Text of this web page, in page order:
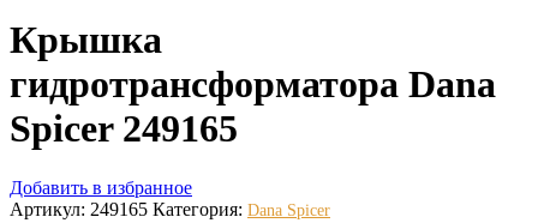
Крышка
гидротрансформатора Dana
Spicer 249165
Добавить в избранное
Артикул: 249165 Категория: Dana Spicer